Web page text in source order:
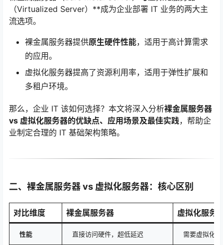
（Virtualized Server）**成为企业部署 IT 业务的两大主
流选项。
裸金属服务器提供原生硬件性能，适用于高计算需求
的应用。
虚拟化服务器提高了资源利用率，适用于弹性扩展和
多租户环境。
那么，企业 IT 该如何选择？本文将深入分析裸金属服务器
vs 虚拟化服务器的优缺点、应用场景及最佳实践，帮助企
业制定合理的 IT 基础架构策略。
二、裸金属服务器 vs 虚拟化服务器：核心区别
对比维度 裸金属服务器 虚拟化服务
性能 直接访问硬件，超低延迟 需要虚拟化